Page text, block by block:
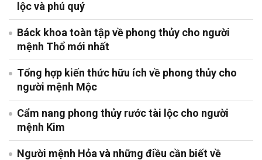
lộc và phú quý
Báck khoa toàn tập về phong thủy cho người
mệnh Thổ mới nhất
Tổng hợp kiến thức hữu ích về phong thủy cho
người mệnh Mộc
Cẩm nang phong thủy rước tài lộc cho người
mệnh Kim
Người mệnh Hỏa và những điều cần biết về